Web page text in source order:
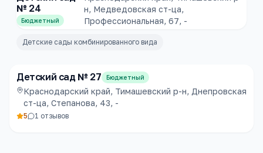
№ 24
Бюджетный
н, Медведовская ст-ца,
Профессиональная, 67, -
Детские сады комбинированного вида
Детский сад № 27 Бюджетный
Краснодарский край, Тимашевский р-н, Днепровская
ст-ца, Степанова, 43, -
5 1 отзывов